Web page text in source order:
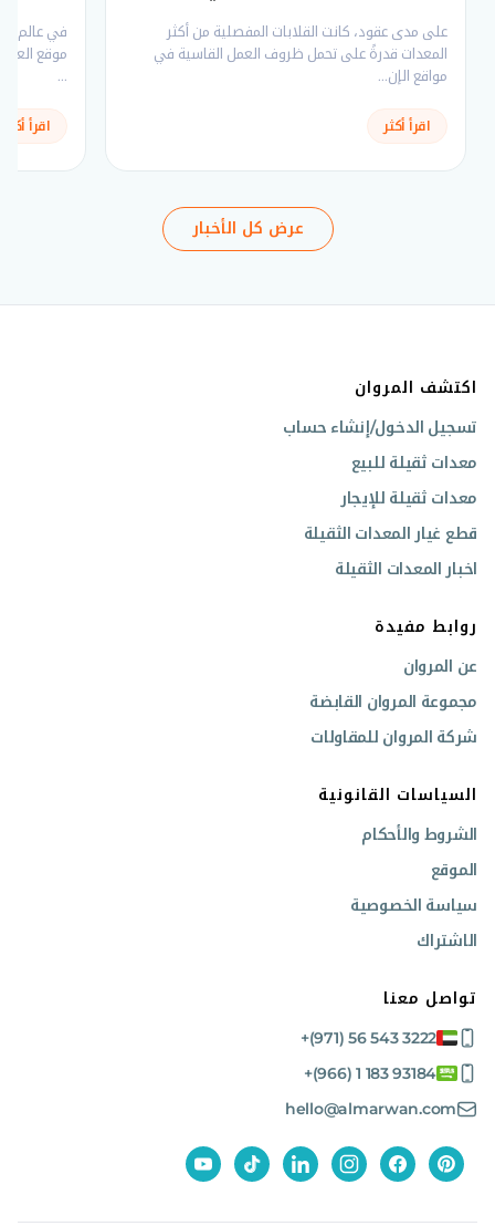
على مدى عقود، كانت القلابات المفصلية من أكثر
المعدات قدرةً على تحمل ظروف العمل القاسية في
مواقع الإن...
اقرأ أكثر
في عالم
موقع
...
اقرأ أكثر
عرض كل الأخبار
اكتشف المروان
تسجيل الدخول/إنشاء حساب
معدات ثقيلة للبيع
معدات ثقيلة للإيجار
قطع غيار المعدات الثقيلة
اخبار المعدات الثقيلة
روابط مفيدة
عن المروان
مجموعة المروان القابضة
شركة المروان للمقاولات
السياسات القانونية
الشروط والأحكام
الموقع
سياسة الخصوصية
الاشتراك
تواصل معنا
+(971) 56 543 3222
+(966) 1 183 93184
hello@almarwan.com